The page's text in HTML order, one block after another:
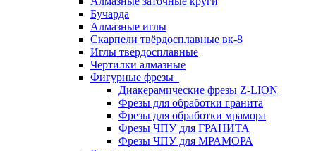
Бучарда
Алмазные иглы
Скарпели твёрдосплавные вк-8
Иглы твердосплавные
Чертилки алмазные
Фигурные фрезы
Диакерамические фрезы Z-LION
Фрезы для обработки гранита
Фрезы для обработки мрамора
Фрезы ЧПУ для ГРАНИТА
Фрезы ЧПУ для МРАМОРА